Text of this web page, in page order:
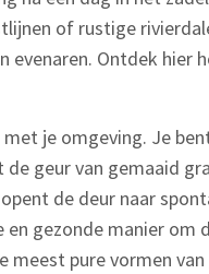
of rustige
Ontdek hier
je omgeving. Je
geur van gemaaid
de deur naar
gezonde manier om
meest pure vormen van